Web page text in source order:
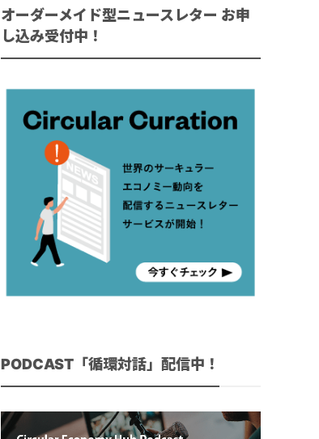
オーダーメイド型ニュースレター お申
し込み受付中！
PODCAST「循環対話」配信中！